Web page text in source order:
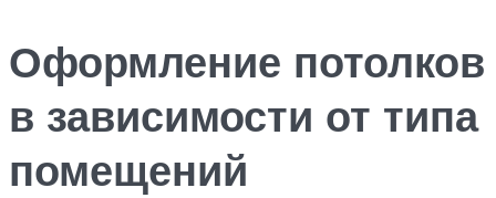
Оформление потолков
в зависимости от типа
помещений